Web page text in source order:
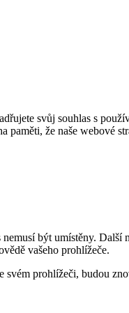
svůj souhlas s
paměti, že naše webové
být umístěny. Další
vašeho prohlížeče.
prohlížeči, budou